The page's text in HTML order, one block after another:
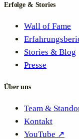
Erfolge & Stories
Wall of Fame
Stories & Blog
Presse
Über uns
Team &
Kontakt
YouTube ↗